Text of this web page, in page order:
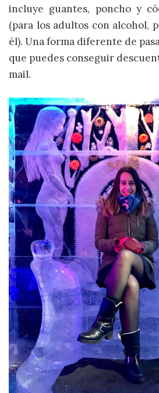
incluye guantes, poncho y
(para los adultos con alcohol,
él). Una forma diferente de
que puedes conseguir
mail.